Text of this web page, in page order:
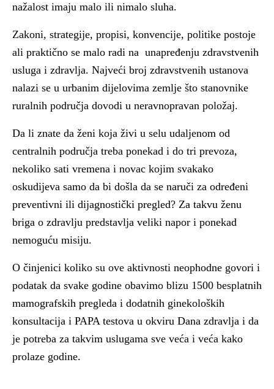
nažalost imaju malo ili nimalo sluha.
Zakoni, strategije, propisi, konvencije, politike postoje
ali praktično se malo radi na unapređenju zdravstvenih
usluga i zdravlja. Najveći broj zdravstvenih ustanova
nalazi se u urbanim dijelovima zemlje što stanovnike
ruralnih područja dovodi u neravnopravan položaj.
Da li znate da ženi koja živi u selu udaljenom od
centralnih područja treba ponekad i do tri prevoza,
nekoliko sati vremena i novac kojim svakako
oskudijeva samo da bi došla da se naruči za određeni
preventivni ili dijagnostički pregled? Za takvu ženu
briga o zdravlju predstavlja veliki napor i ponekad
nemoguću misiju.
O činjenici koliko su ove aktivnosti neophodne govori i
podatak da svake godine obavimo blizu 1500 besplatnih
mamografskih pregleda i dodatnih ginekoloških
konsultacija i PAPA testova u okviru Dana zdravlja i da
je potreba za takvim uslugama sve veća i veća kako
prolaze godine.